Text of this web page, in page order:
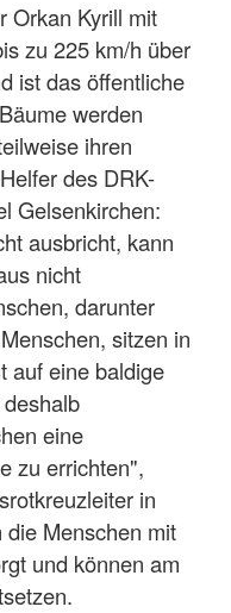
Orkan Kyrill mit
zu 225 km/h über
ist das öffentliche
werden
ihren
des DRK-
Gelsenkirchen:
ausbricht, kann
nicht
darunter
sitzen in
auf eine baldige
eine
zu errichten",
in
Menschen mit
und können am